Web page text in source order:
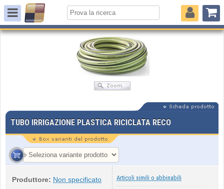
TUBO IRRIGAZIONE PLASTICA RICICLATA RECO
Produttore: Non specificato
Articoli simili o abbinabili